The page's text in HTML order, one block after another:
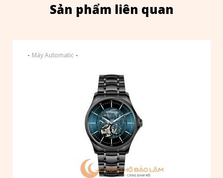
Sản phẩm liên quan
- Máy Automatic -